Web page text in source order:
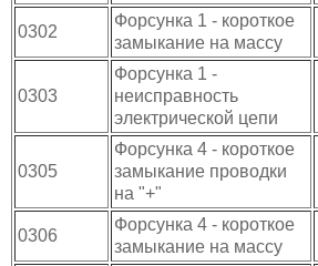
0302
Форсунка 1 - короткое
замыкание на массу
0303
Форсунка 1 -
неисправность
электрической цепи
0305
Форсунка 4 - короткое
замыкание проводки
на "+"
0306
Форсунка 4 - короткое
замыкание на массу